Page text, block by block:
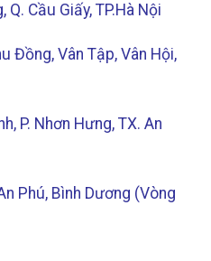
Cầu Giấy, TP.Hà Nội
Đồng, Vân Tập, Vân Hội,
P. Nhơn Hưng, TX. An
Phú, Bình Dương (Vòng